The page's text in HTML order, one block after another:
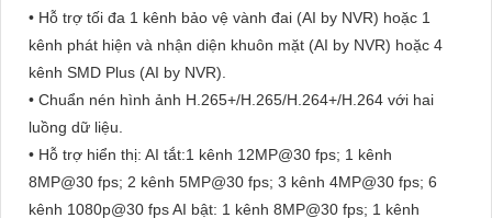
• Hỗ trợ tối đa 1 kênh bảo vệ vành đai (AI by NVR) hoặc 1
kênh phát hiện và nhận diện khuôn mặt (AI by NVR) hoặc 4
kênh SMD Plus (AI by NVR).
• Chuẩn nén hình ảnh H.265+/H.265/H.264+/H.264 với hai
luồng dữ liệu.
• Hỗ trợ hiển thị: AI tắt:1 kênh 12MP@30 fps; 1 kênh
8MP@30 fps; 2 kênh 5MP@30 fps; 3 kênh 4MP@30 fps; 6
kênh 1080p@30 fps AI bật: 1 kênh 8MP@30 fps; 1 kênh